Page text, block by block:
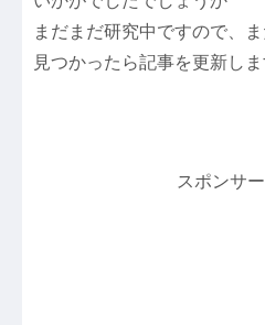
まだまだ研究中ですので、
スポンサ